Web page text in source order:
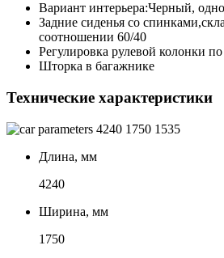
Вариант интерьера:Черный,
Задние сиденья со
соотношении 60/40
Регулировка рулевой колонки
Шторка в багажнике
Технические характеристики
4240 1750 1535
Длина, мм
4240
Ширина, мм
1750